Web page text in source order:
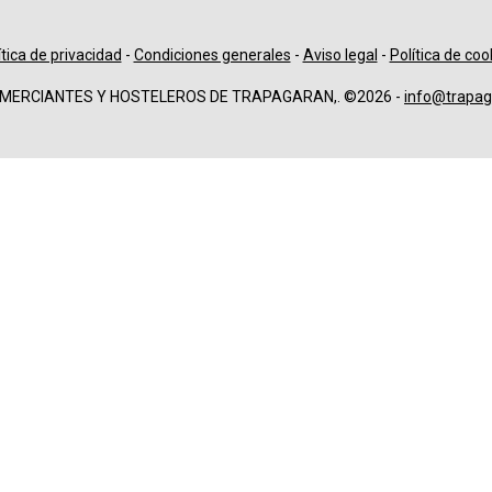
de privacidad - Condiciones generales - Aviso legal - Política de
Y HOSTELEROS DE TRAPAGARAN,. ©2026 -